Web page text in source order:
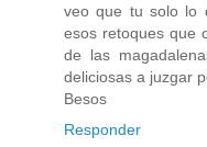
veo que tu solo lo
esos retoques que
de las
deliciosas a juzgar
Besos
Responder